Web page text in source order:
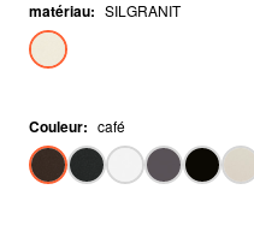
matériau: SILGRANIT
Couleur: café